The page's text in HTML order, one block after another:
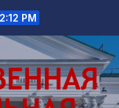
PM